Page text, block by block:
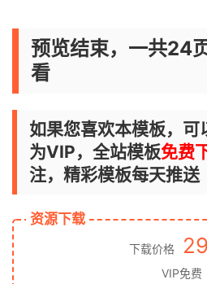
预览结束，一共24
看
如果您喜欢本模板，可
为VIP，全站模板免费
注，精彩模板每天推送
资源下载
下载价格 29
VIP免费